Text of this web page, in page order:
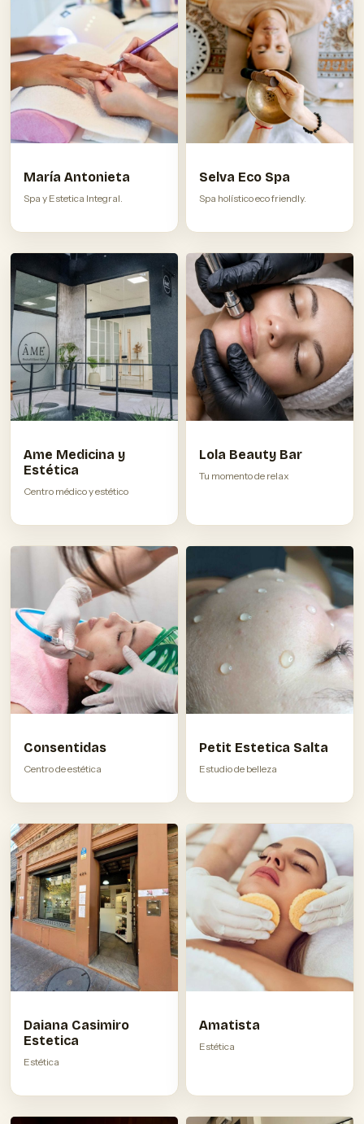
María Antonieta
Spa y Estetica Integral.
Selva Eco Spa
Spa holístico eco friendly.
Ame Medicina y
Estética
Centro médico y estético
Lola Beauty Bar
Tu momento de relax
Consentidas
Centro de estética
Petit Estetica Salta
Estudio de belleza
Daiana Casimiro
Estetica
Estética
Amatista
Estética